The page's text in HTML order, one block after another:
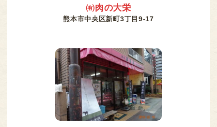
㈲肉の大栄
熊本市中央区新町3丁目9-17